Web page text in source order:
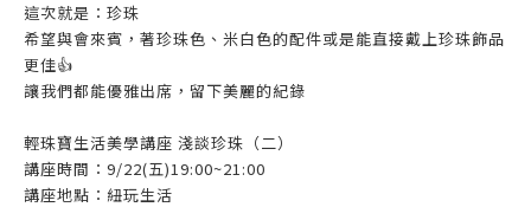
這次就是：珍珠
希望與會來賓，著珍珠色、米白色的配件或是能直接戴上珍珠飾品
更佳👍
讓我們都能優雅出席，留下美麗的紀錄
輕珠寶生活美學講座 淺談珍珠（二）
講座時間：9/22(五)19:00~21:00
講座地點：紐玩生活